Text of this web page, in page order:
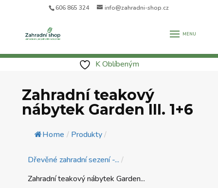
606 865 324 info@zahradni-shop.cz
K Oblíbeným
Zahradní teakový
nábytek Garden III. 1+6
Home / Produkty/
Dřevěné zahradní sezení -... /
Zahradní teakový nábytek Garden...